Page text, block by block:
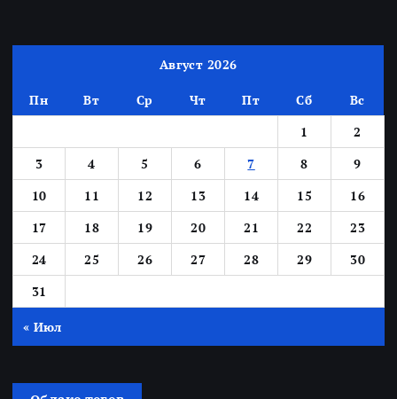
Август 2026
Пн Вт Ср Чт Пт Сб
Вс
1
2
3
4 5 6 7 8
9
10
11 12 13 14 15
16
17
18 19 20 21 22
23
24
25 26 27 28 29
30
31
« Июл